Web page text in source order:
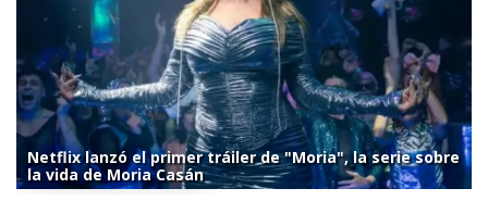
Netflix lanzó el primer tráiler de "Moria", la serie sobre
la vida de Moria Casán